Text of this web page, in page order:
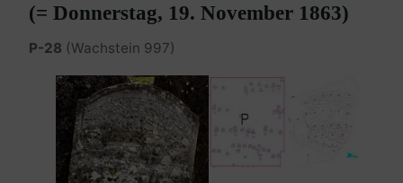
(= Donnerstag, 19. November 1863)
P-28 (Wachstein 997)